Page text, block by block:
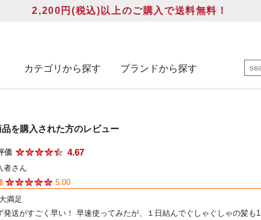
2,200円(税込)以上のご購入で送料無料！
カテゴリから探す ブランドから探す
を購入された方のレビュー
価
4.67
者さん
5.00
満足
発送がすごく早い！ 早速使ってみたが、１日結んでぐしゃぐしゃの髪